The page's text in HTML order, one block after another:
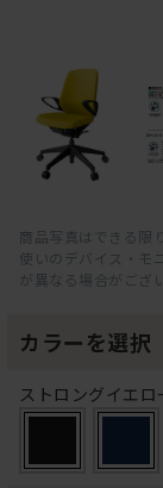
商品写真はできる限
使いのデバイス・モ
が異なる場合がござ
カラーを選択
ストロングイエロ